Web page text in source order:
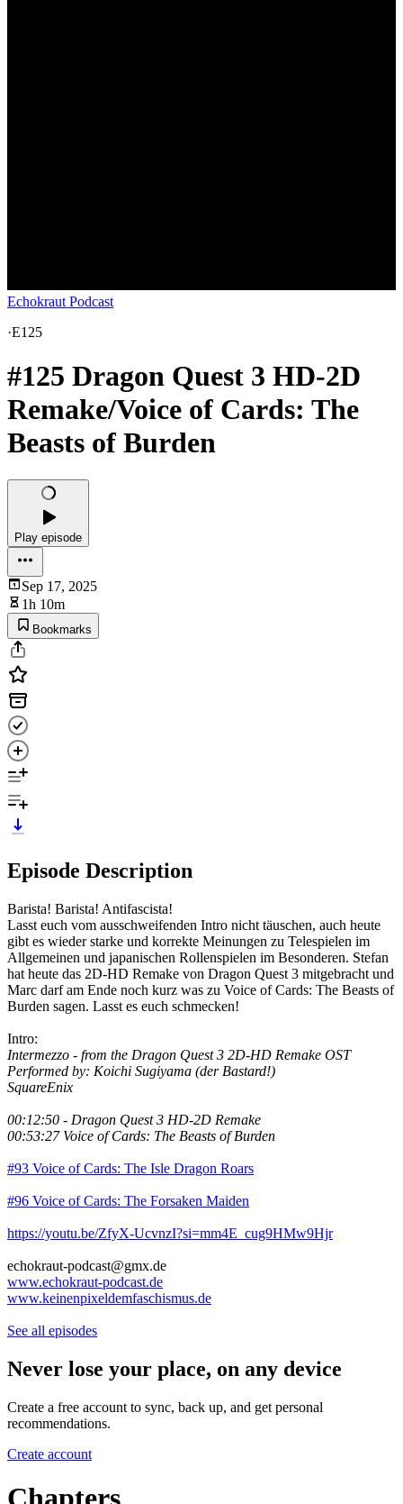
Echokraut Podcast
·E125
#125 Dragon Quest 3 HD-2D
Remake/Voice of Cards: The
Beasts of Burden
Play episode
Sep 17, 2025
1h 10m
Bookmarks
Episode Description
Barista! Barista! Antifascista!
Lasst euch vom ausschweifenden Intro nicht täuschen, auch heute
gibt es wieder starke und korrekte Meinungen zu Telespielen im
Allgemeinen und japanischen Rollenspielen im Besonderen. Stefan
hat heute das 2D-HD Remake von Dragon Quest 3 mitgebracht und
Marc darf am Ende noch kurz was zu Voice of Cards: The Beasts of
Burden sagen. Lasst es euch schmecken!
Intro:
Intermezzo - from the Dragon Quest 3 2D-HD Remake OST
Performed by: Koichi Sugiyama (der Bastard!)
SquareEnix
00:12:50 - Dragon Quest 3 HD-2D Remake
00:53:27 Voice of Cards: The Beasts of Burden
#93 Voice of Cards: The Isle Dragon Roars
#96 Voice of Cards: The Forsaken Maiden
https://youtu.be/ZfyX-UcvnzI?si=mm4E_cug9HMw9Hjr
echokraut-podcast@gmx.de
www.echokraut-podcast.de
www.keinenpixeldemfaschismus.de
See all episodes
Never lose your place, on any device
Create a free account to sync, back up, and get personal
recommendations.
Create account